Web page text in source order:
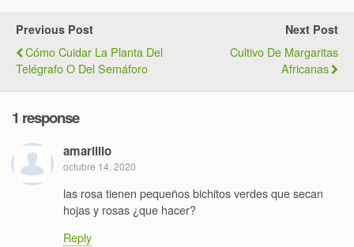
Previous Post
Cómo Cuidar La Planta Del
Telégrafo O Del Semáforo
Next Post
Cultivo De Margaritas
Africanas
1 response
amarilllo
octubre 14, 2020
las rosa tienen pequeños bichitos verdes que secan
hojas y rosas ¿que hacer?
Reply